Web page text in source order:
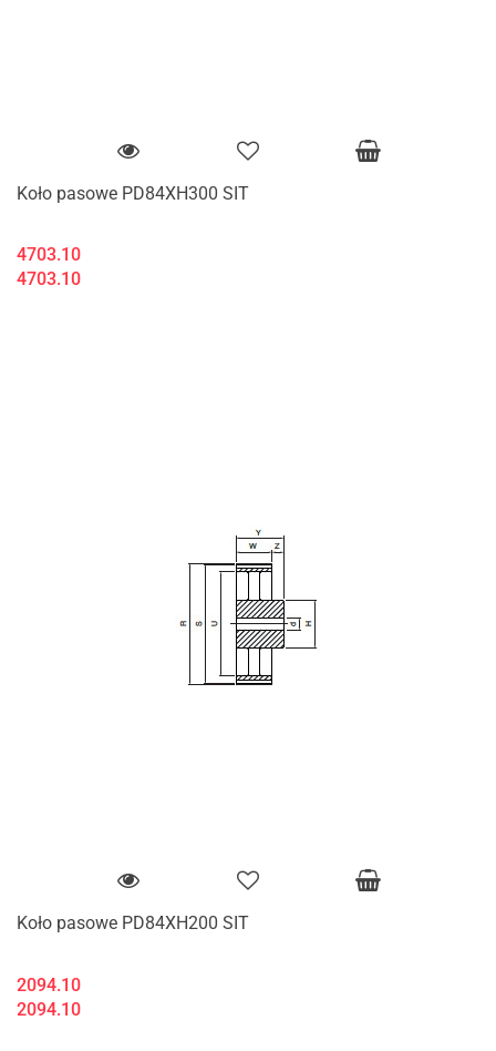
Koło pasowe PD84XH300 SIT
4703.10
4703.10
Koło pasowe PD84XH200 SIT
2094.10
2094.10